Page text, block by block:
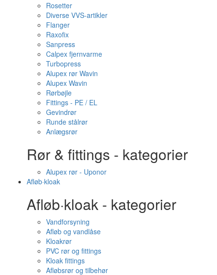
Rosetter
Diverse VVS-artikler
Flanger
Raxofix
Sanpress
Calpex fjernvarme
Turbopress
Alupex rør Wavin
Alupex Wavin
Rørbøjle
Fittings - PE / EL
Gevindrør
Runde stålrør
Anlægsrør
Rør & fittings - kategorier
Alupex rør - Uponor
Afløb·kloak
Afløb·kloak - kategorier
Vandforsyning
Afløb og vandlåse
Kloakrør
PVC rør og fittings
Kloak fittings
Afløbsrør og tilbehør